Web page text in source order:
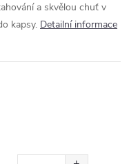
a skvělou chuť v
kapsy. Detailní informace